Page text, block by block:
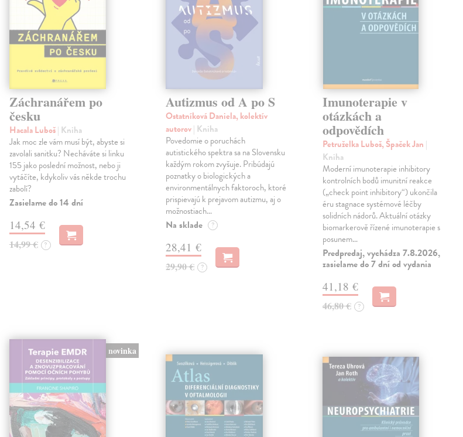
Záchranářem po
česku
Hacala Luboš| Kniha
Jak moc zle vám musí být, abyste si
zavolali sanitku? Necháváte si linku
155 jako poslední možnost, nebo ji
vytáčíte, kdykoliv vás někde trochu
zabolí?
Zasielame do 14 dní
14,54 €
14,99 € ?
Autizmus od A po S
Ostatníková Daniela, kolektív
autorov| Kniha
Povedomie o poruchách
autistického spektra sa na Slovensku
každým rokom zvyšuje. Pribúdajú
poznatky o biologických a
environmentálnych faktoroch, ktoré
prispievajú k prejavom autizmu, aj o
možnostiach…
Na sklade ?
28,41 €
29,90 € ?
Imunoterapie v
otázkách a
odpovědích
Petruželka Luboš, Špaček Jan |
Kniha
Moderní imunoterapie inhibitory
kontrolních bodů imunitní reakce
(„check point inhibitory“) ukončila
éru stagnace systémové léčby
solidních nádorů. Aktuální otázky
biomarkerově řízené imunoterapie s
posunem…
Predpredaj, vychádza 7.8.2026,
zasielame do 7 dní od vydania
41,18 €
46,80 € ?
novinka